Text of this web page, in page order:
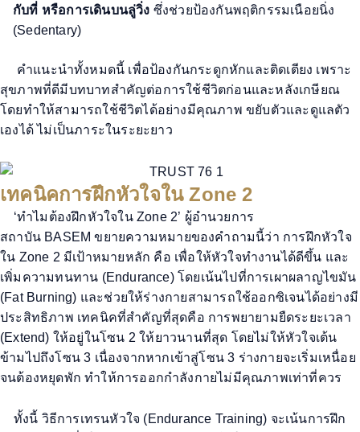
กับที่ หรือการเดินบนลู่วิ่ง ซึ่งช่วยป้องกันพฤติกรรมเนือยนิ่ง
(Sedentary)
คำแนะนำทั้งหมดนี้ เพื่อป้องกันกระดูกหักและติดเตียง เพราะ
สุขภาพที่ดีมีบทบาทสำคัญต่อการใช้ชีวิตก่อนและหลังเกษียณ
โดยทำให้สามารถใช้ชีวิตได้อย่างมีคุณภาพ ขยับตัวและดูแลตัว
เองได้ ไม่เป็นภาระในระยะยาว
เทคนิคการฝึกหัวใจใน Zone 2
‘ทำไมต้องฝึกหัวใจในZone 2’ ผู้อำนวยการ
สถาบัน BASEMขยายความหมายของคำถามนี้ว่า การฝึกหัวใจ
ใน Zone 2 มีเป้าหมายหลัก คือ เพื่อให้หัวใจทำงานได้ดีขึ้น และ
เพิ่มความทนทาน (Endurance)โดยเน้นไปที่การเผาผลาญไขมัน
(Fat Burning) และช่วยให้ร่างกายสามารถใช้ออกซิเจนได้อย่างมี
ประสิทธิภาพ เทคนิคที่สำคัญที่สุดคือ การพยายามยืดระยะเวลา
(Extend) ให้อยู่ในโซน 2ให้ยาวนานที่สุด โดยไม่ให้หัวใจเต้น
ข้ามไปถึงโซน3 เนื่องจากหากเข้าสู่โซน3 ร่างกายจะเริ่มเหนื่อย
จนต้องหยุดพัก ทำให้การออกกำลังกายไม่มีคุณภาพเท่าที่ควร
ทั้งนี้ วิธีการเทรนหัวใจ (Endurance Training) จะเน้นการฝึก